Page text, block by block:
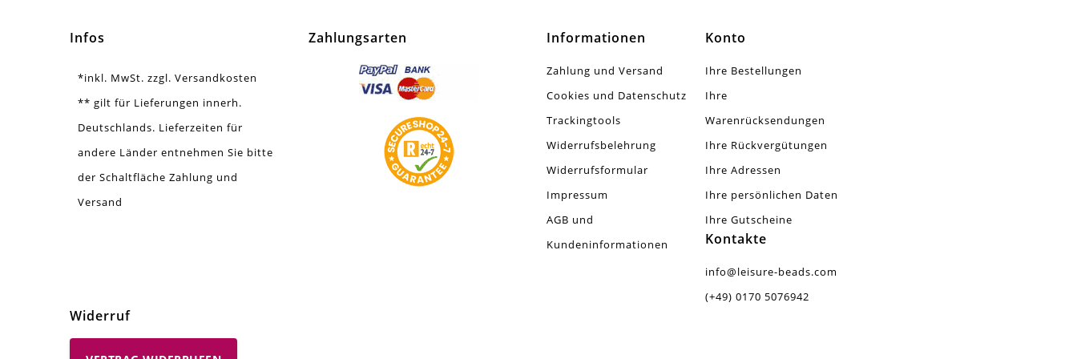
Menge
20 Stück
Infos
*inkl. MwSt. zzgl. Versandkosten
** gilt für Lieferungen innerh.
Deutschlands. Lieferzeiten für
andere Länder entnehmen Sie bitte
der Schaltfläche Zahlung und
Versand
Zahlungsarten Informationen
Zahlung und Versand
Cookies und Datenschutz
Trackingtools
Widerrufsbelehrung
Widerrufsformular
Impressum
AGB und
Kundeninformationen
Konto
Ihre Bestellungen
Ihre
Warenrücksendungen
Ihre Rückvergütungen
Ihre Adressen
Ihre persönlichen Daten
Ihre Gutscheine
Kontakte
info@leisure-beads.com
(+49) 0170 5076942
Widerruf